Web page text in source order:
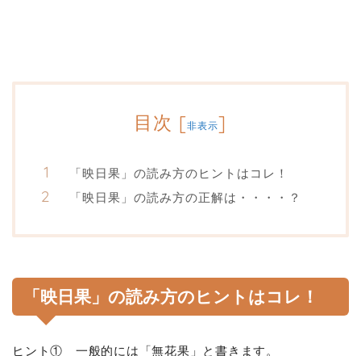
目次 [非表示]
「映日果」の読み方のヒントはコレ！
「映日果」の読み方の正解は・・・・？
「映日果」の読み方のヒントはコレ！
ヒント① 一般的には「無花果」と書きます。